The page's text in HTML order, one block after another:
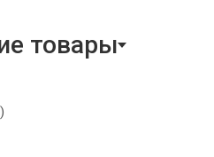
товары